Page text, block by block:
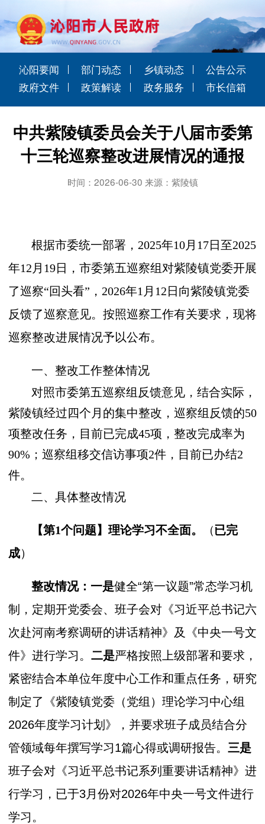
沁阳要闻 部门动态 乡镇动态
公告公示
政府文件
政策解读 政务服务 市长信箱
中共紫陵镇委员会关于八届市委第
十三轮巡察整改进展情况的通报
时间：2026-06-30 来源：紫陵镇
根据市委统一部署，2025年10月17日至2025
年12月19日，市委第五巡察组对紫陵镇党委开展
了巡察“回头看”，2026年1月12日向紫陵镇党委
反馈了巡察意见。按照巡察工作有关要求，现将
巡察整改进展情况予以公布。
一、整改工作整体情况
对照市委第五巡察组反馈意见，结合实际，
紫陵镇经过四个月的集中整改，巡察组反馈的50
项整改任务，目前已完成45项，整改完成率为
90%；巡察组移交信访事项2件，目前已办结2
件。
二、具体整改情况
【第1个问题】理论学习不全面。 （已完
成）
整改情况：一是健全“第一议题”常态学习机
制，定期开党委会、班子会对《习近平总书记六
次赴河南考察调研的讲话精神》及《中央一号文
件》进行学习。 二是严格按照上级部署和要求，
紧密结合本单位年度中心工作和重点任务，研究
制定了《紫陵镇党委（党组）理论学习中心组
2026年度学习计划》，并要求班子成员结合分
管领域每年撰写学习1篇心得或调研报告。 三是
班子会对《习近平总书记系列重要讲话精神》进
行学习，已于3月份对2026年中央一号文件进行
学习。